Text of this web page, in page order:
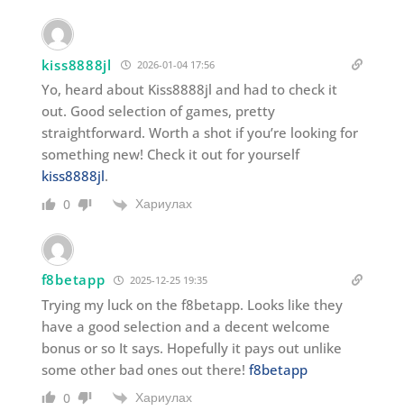
kiss8888jl 2026-01-04 17:56
Yo, heard about Kiss8888jl and had to check it
out. Good selection of games, pretty
straightforward. Worth a shot if you’re looking for
something new! Check it out for yourself
kiss8888jl.
0 Хариулах
f8betapp 2025-12-25 19:35
Trying my luck on the f8betapp. Looks like they
have a good selection and a decent welcome
bonus or so It says. Hopefully it pays out unlike
some other bad ones out there! f8betapp
0 Хариулах